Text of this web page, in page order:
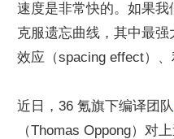
速度是非常快的。如果
克服遗忘曲线，其中最
效应（spacing effect）、
近日，36 氪旗下编译团队
（Thomas Oppong）对